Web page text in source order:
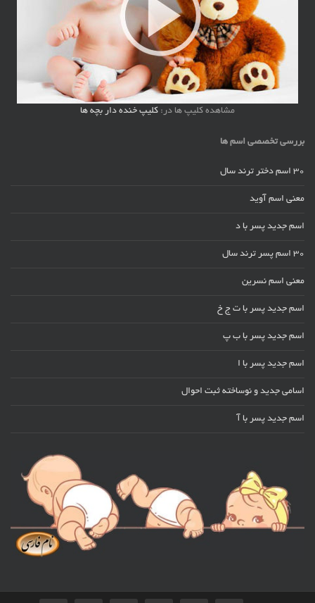
مشاهده کلیپ ها در: کلیپ خنده دار بچه ها
بررسی تخصصی اسم ها
30 اسم دختر ترند سال
معنی اسم آوید
اسم جدید پسر با د
30 اسم پسر ترند سال
معنی اسم نسرین
اسم جدید پسر با ت ج خ
اسم جدید پسر با ب پ
اسم جدید پسر با ا
اسامی جدید و نوساخته ثبت احوال
اسم جدید پسر با آ